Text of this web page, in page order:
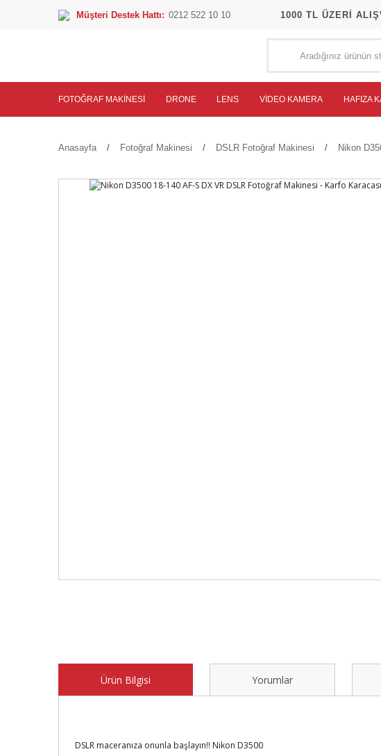
Müşteri Destek Hattı: 0212 522 10 10 1000 TL ÜZERİ
FOTOĞRAF MAKINESI DRONE LENS VIDEO KAMERA HAFIZA
Anasayfa Fotoğraf Makinesi DSLR Fotoğraf Makinesi Nikon
Ürün Bilgisi Yorumlar
DSLR maceranıza onunla başlayın!! Nikon D3500